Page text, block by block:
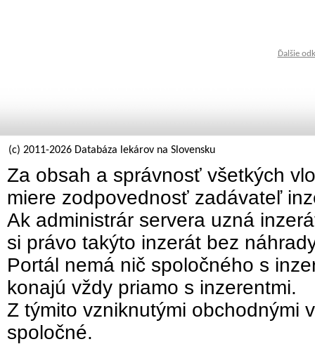
Ďalšie
(c) 2011-2026 Databáza lekárov na Slovensku
Za obsah a správnosť všetkých
miere zodpovednosť zadávateľ
Ak administrár servera uzná
si právo takýto inzerát bez
Portál nemá nič spoločného s
konajú vždy priamo s inzerentmi.
Z týmito vzniknutými obchodnými
spoločné.